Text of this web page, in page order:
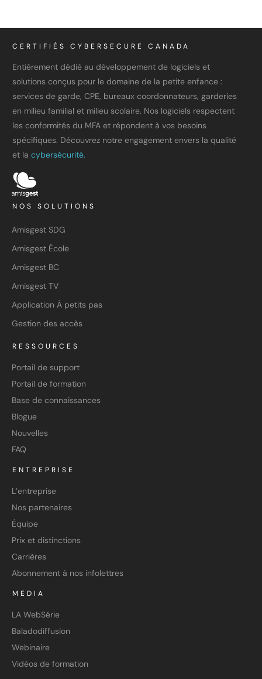
CERTIFIÉS CYBERSECURE CANADA
Entièrement dédié au développement de logiciels et
solutions conçus pour le domaine de la petite enfance :
services de garde, CPE, bureaux coordonnateurs, garderies
en milieu familial et milieu scolaire. Nos logiciels respectent
les conformités du MFA et répondent à vos besoins
spécifiques. Découvrez notre engagement envers la qualité
et la cybersécurité.
NOS SOLUTIONS
Amisgest SDG
Amisgest École
Amisgest BC
Amisgest TV
Application À petits pas
Gestion des accès
RESSOURCES
Portail de support
Portail de formation
Base de connaissances
Blogue
Nouvelles
FAQ
ENTREPRISE
L’entreprise
Nos partenaires
Équipe
Prix et distinctions
Carrières
Abonnement à nos infolettres
MEDIA
LA WebSérie
Baladodiffusion
Webinaire
Vidéos de formation